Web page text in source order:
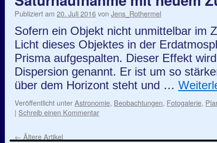
Publiziert am 20. Juli 2016von Jens_Rothermel
Sofern ein Objekt nicht unmittelbar im
Licht dieses Objektes in der
Prisma aufgespalten. Dieser Effekt
Dispersion genannt. Er ist um so
über dem Horizont steht und …
Veröffentlicht unterAstronomie, Beobachtungen, Fotogalerie,
| Schreib einen Kommentar
← Ältere Artikel